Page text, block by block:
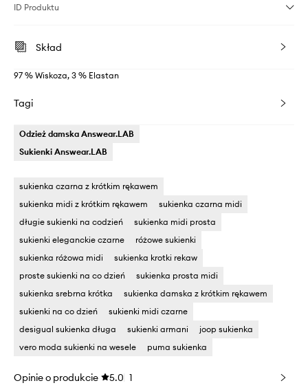
ID Produktu
Skład
97 % Wiskoza, 3 % Elastan
Tagi
Odzież damska Answear.LAB
Sukienki Answear.LAB
sukienka czarna z krótkim rękawem
sukienka midi z krótkim rękawem
sukienka czarna midi
długie sukienki na codzień
sukienka midi prosta
sukienki eleganckie czarne
różowe sukienki
sukienka różowa midi
sukienka krotki rekaw
proste sukienki na co dzień
sukienka prosta midi
sukienka srebrna krótka
sukienka damska z krótkim rękawem
sukienki na co dzień
sukienki midi czarne
desigual sukienka długa
sukienki armani
joop sukienka
vero moda sukienki na wesele
puma sukienka
Opinie o produkcie 5.0 1